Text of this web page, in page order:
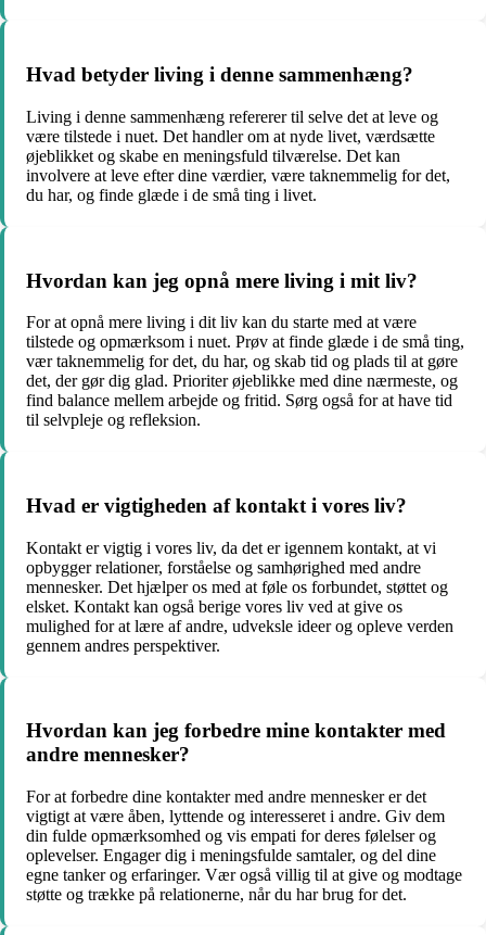
Hvad betyder living i denne sammenhæng?
Living i denne sammenhæng refererer til selve det at leve og
være tilstede i nuet. Det handler om at nyde livet, værdsætte
øjeblikket og skabe en meningsfuld tilværelse. Det kan
involvere at leve efter dine værdier, være taknemmelig for det,
du har, og finde glæde i de små ting i livet.
Hvordan kan jeg opnå mere living i mit liv?
For at opnå mere living i dit liv kan du starte med at være
tilstede og opmærksom i nuet. Prøv at finde glæde i de små ting,
vær taknemmelig for det, du har, og skab tid og plads til at gøre
det, der gør dig glad. Prioriter øjeblikke med dine nærmeste, og
find balance mellem arbejde og fritid. Sørg også for at have tid
til selvpleje og refleksion.
Hvad er vigtigheden af kontakt i vores liv?
Kontakt er vigtig i vores liv, da det er igennem kontakt, at vi
opbygger relationer, forståelse og samhørighed med andre
mennesker. Det hjælper os med at føle os forbundet, støttet og
elsket. Kontakt kan også berige vores liv ved at give os
mulighed for at lære af andre, udveksle ideer og opleve verden
gennem andres perspektiver.
Hvordan kan jeg forbedre mine kontakter med
andre mennesker?
For at forbedre dine kontakter med andre mennesker er det
vigtigt at være åben, lyttende og interesseret i andre. Giv dem
din fulde opmærksomhed og vis empati for deres følelser og
oplevelser. Engager dig i meningsfulde samtaler, og del dine
egne tanker og erfaringer. Vær også villig til at give og modtage
støtte og trække på relationerne, når du har brug for det.